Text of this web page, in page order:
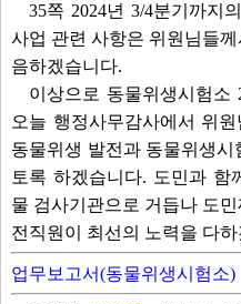
35쪽 2024년 3/4분기까지
사업 관련 사항은 위원님들
음하겠습니다.
이상으로 동물위생시험소
오늘 행정사무감사에서 위
동물위생 발전과 동물위생
토록 하겠습니다. 도민과 함
물 검사기관으로 거듭나 도
전직원이 최선의 노력을 다
업무보고서(동물위생시험소)